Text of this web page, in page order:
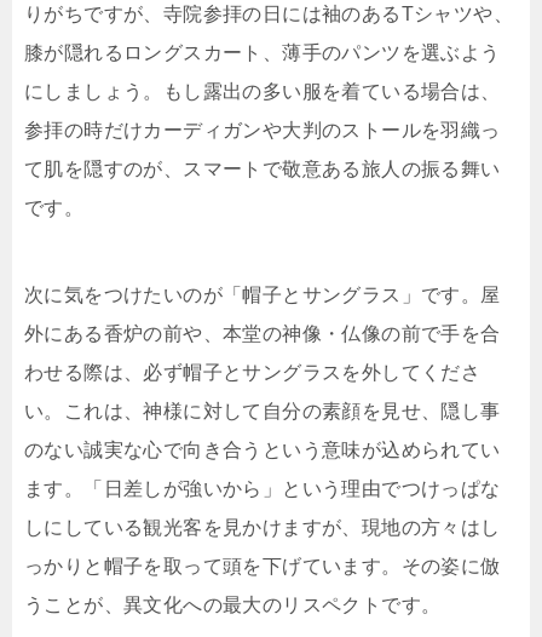
りがちですが、寺院参拝の日には袖のあるTシャツや、
膝が隠れるロングスカート、薄手のパンツを選ぶよう
にしましょう。もし露出の多い服を着ている場合は、
参拝の時だけカーディガンや大判のストールを羽織っ
て肌を隠すのが、スマートで敬意ある旅人の振る舞い
です。
次に気をつけたいのが「帽子とサングラス」です。屋
外にある香炉の前や、本堂の神像・仏像の前で手を合
わせる際は、必ず帽子とサングラスを外してくださ
い。これは、神様に対して自分の素顔を見せ、隠し事
のない誠実な心で向き合うという意味が込められてい
ます。「日差しが強いから」という理由でつけっぱな
しにしている観光客を見かけますが、現地の方々はし
っかりと帽子を取って頭を下げています。その姿に倣
うことが、異文化への最大のリスペクトです。